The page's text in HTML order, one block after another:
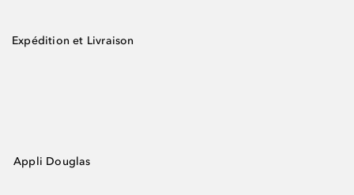
Expédition et Livraison
Appli Douglas